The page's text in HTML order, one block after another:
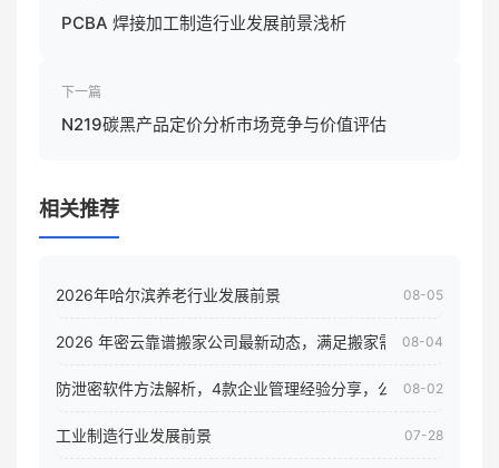
PCBA 焊接加工制造行业发展前景浅析
下一篇
N219碳黑产品定价分析市场竞争与价值评估
相关推荐
2026年哈尔滨养老行业发展前景 08-05
2026 年密云靠谱搬家公司最新动态，满足搬家需求！08-04
防泄密软件方法解析，4款企业管理经验分享，公司员工电脑核
08-02
工业制造行业发展前景 07-28